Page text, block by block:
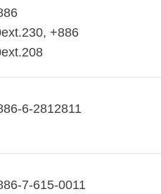
+886
6-2812811
7-615-0011